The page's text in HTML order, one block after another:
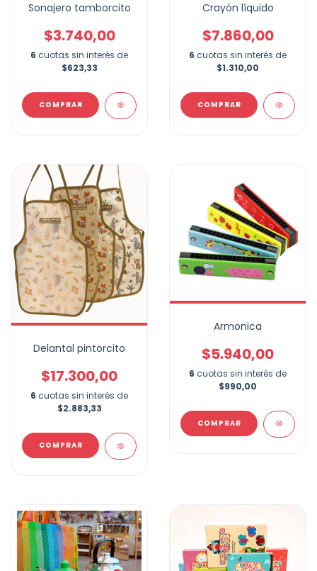
Sonajero tamborcito
$3.740,00
6 cuotas sin interés de
$623,33
Crayón líquido
$7.860,00
6 cuotas sin interés de
$1.310,00
COMPRAR
Delantal pintorcito
$17.300,00
6 cuotas sin interés de
$2.883,33
Armonica
$5.940,00
6 cuotas sin interés de
$990,00